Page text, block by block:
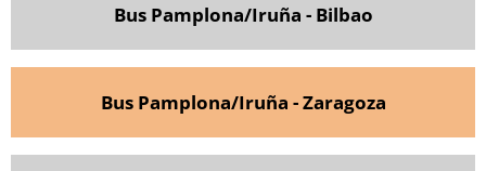
Bus Pamplona/Iruña - Bilbao
Bus Pamplona/Iruña - Zaragoza